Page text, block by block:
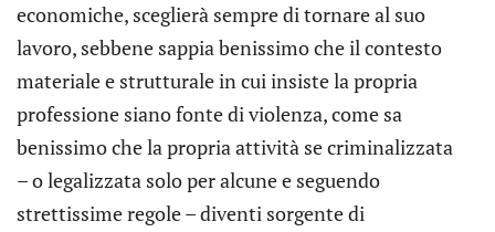
economiche, sceglierà sempre di tornare al suo
lavoro, sebbene sappia benissimo che il contesto
materiale e strutturale in cui insiste la propria
professione siano fonte di violenza, come sa
benissimo che la propria attività se criminalizzata
– o legalizzata solo per alcune e seguendo
strettissime regole – diventi sorgente di